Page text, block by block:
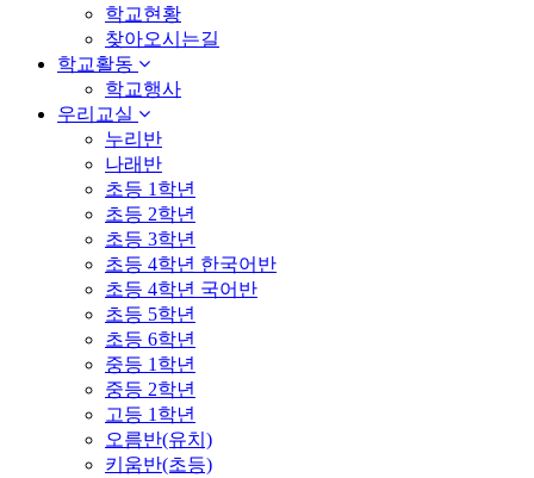
학교현황
찾아오시는길
학교활동
학교행사
우리교실
누리반
나래반
초등 1학년
초등 2학년
초등 3학년
초등 4학년 한국어반
초등 4학년 국어반
초등 5학년
초등 6학년
중등 1학년
중등 2학년
고등 1학년
오름반(유치)
키움반(초등)